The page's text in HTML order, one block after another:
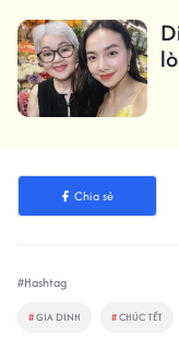
Chia sẻ
#Hashtag
#GIA DINH #CHÚC TẾT